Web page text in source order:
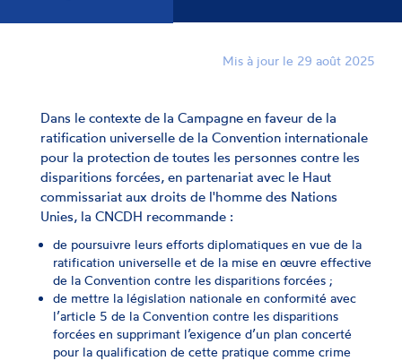
Mis à jour le 29 août 2025
Dans le contexte de la Campagne en faveur de la
ratification universelle de la Convention internationale
pour la protection de toutes les personnes contre les
disparitions forcées, en partenariat avec le Haut
commissariat aux droits de l'homme des Nations
Unies, la CNCDH recommande :
de poursuivre leurs efforts diplomatiques en vue de la
ratification universelle et de la mise en œuvre effective
de la Convention contre les disparitions forcées ;
de mettre la législation nationale en conformité avec
l’article 5 de la Convention contre les disparitions
forcées en supprimant l’exigence d’un plan concerté
pour la qualification de cette pratique comme crime